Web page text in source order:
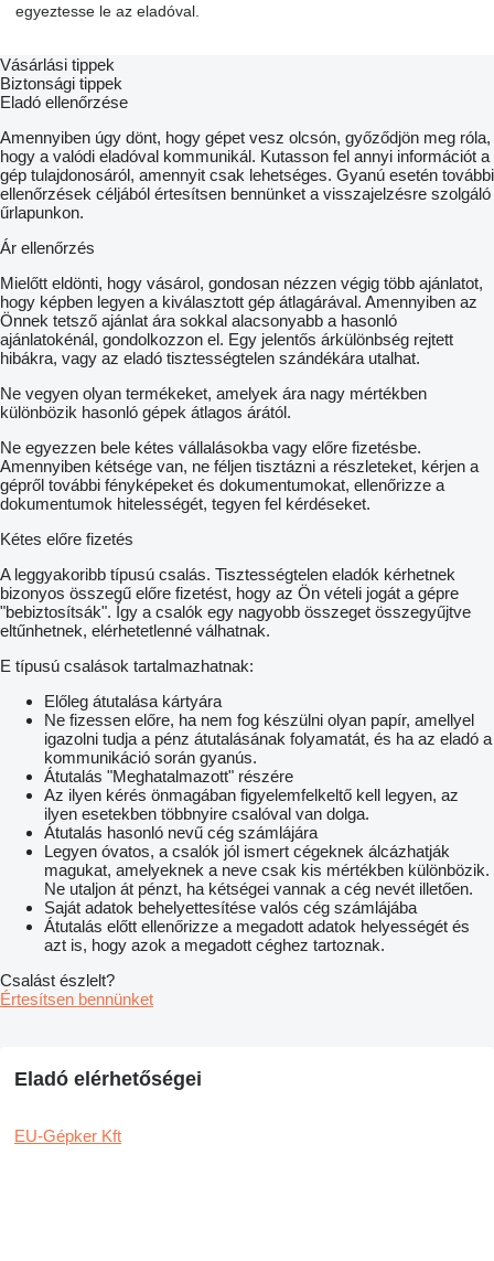
egyeztesse le az eladóval.
Vásárlási tippek
Biztonsági tippek
Eladó ellenőrzése
Amennyiben úgy dönt, hogy gépet vesz olcsón, győződjön meg róla,
hogy a valódi eladóval kommunikál. Kutasson fel annyi információt a
gép tulajdonosáról, amennyit csak lehetséges. Gyanú esetén további
ellenőrzések céljából értesítsen bennünket a visszajelzésre szolgáló
űrlapunkon.
Ár ellenőrzés
Mielőtt eldönti, hogy vásárol, gondosan nézzen végig több ajánlatot,
hogy képben legyen a kiválasztott gép átlagárával. Amennyiben az
Önnek tetsző ajánlat ára sokkal alacsonyabb a hasonló
ajánlatokénál, gondolkozzon el. Egy jelentős árkülönbség rejtett
hibákra, vagy az eladó tisztességtelen szándékára utalhat.
Ne vegyen olyan termékeket, amelyek ára nagy mértékben
különbözik hasonló gépek átlagos árától.
Ne egyezzen bele kétes vállalásokba vagy előre fizetésbe.
Amennyiben kétsége van, ne féljen tisztázni a részleteket, kérjen a
gépről további fényképeket és dokumentumokat, ellenőrizze a
dokumentumok hitelességét, tegyen fel kérdéseket.
Kétes előre fizetés
A leggyakoribb típusú csalás. Tisztességtelen eladók kérhetnek
bizonyos összegű előre fizetést, hogy az Ön vételi jogát a gépre
"bebiztosítsák". Így a csalók egy nagyobb összeget összegyűjtve
eltűnhetnek, elérhetetlenné válhatnak.
E típusú csalások tartalmazhatnak:
Előleg átutalása kártyára
Ne fizessen előre, ha nem fog készülni olyan papír, amellyel
igazolni tudja a pénz átutalásának folyamatát, és ha az eladó a
kommunikáció során gyanús.
Átutalás "Meghatalmazott" részére
Az ilyen kérés önmagában figyelemfelkeltő kell legyen, az
ilyen esetekben többnyire csalóval van dolga.
Átutalás hasonló nevű cég számlájára
Legyen óvatos, a csalók jól ismert cégeknek álcázhatják
magukat, amelyeknek a neve csak kis mértékben különbözik.
Ne utaljon át pénzt, ha kétségei vannak a cég nevét illetően.
Saját adatok behelyettesítése valós cég számlájába
Átutalás előtt ellenőrizze a megadott adatok helyességét és
azt is, hogy azok a megadott céghez tartoznak.
Csalást észlelt?
Értesítsen bennünket
Eladó elérhetőségei
EU-Gépker Kft